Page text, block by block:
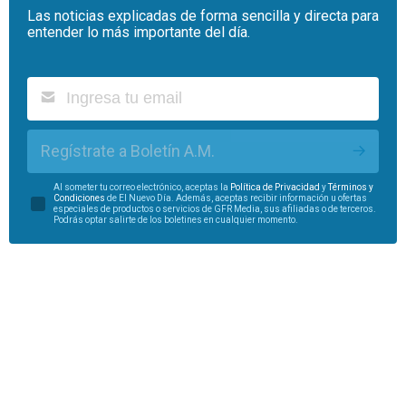
Las noticias explicadas de forma sencilla y directa para
entender lo más importante del día.
Regístrate a Boletín A.M.
Al someter tu correo electrónico, aceptas la Política de Privacidad yTérminos y
Condiciones de El Nuevo Día. Además, aceptas recibir información u ofertas
especiales de productos o servicios de GFR Media, sus afiliadas o de terceros.
Podrás optar salirte de los boletines en cualquier momento.